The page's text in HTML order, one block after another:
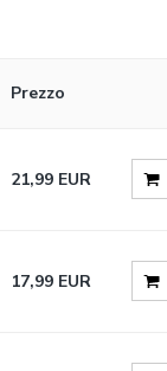
Prezzo
21,99 EUR
17,99 EUR